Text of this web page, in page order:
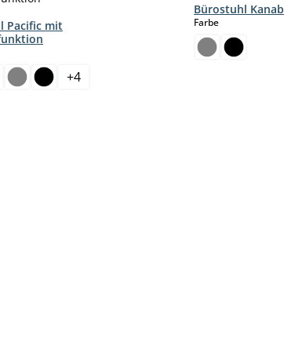
Pacific mit
+4
Bürostuhl Kanab
Farbeauswählen